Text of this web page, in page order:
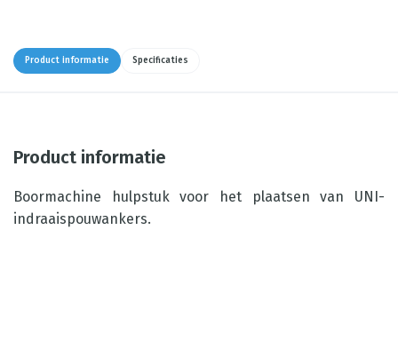
Product informatie Specificaties
Product informatie
Boormachine hulpstuk voor het plaatsen van UNI-
indraaispouwankers.